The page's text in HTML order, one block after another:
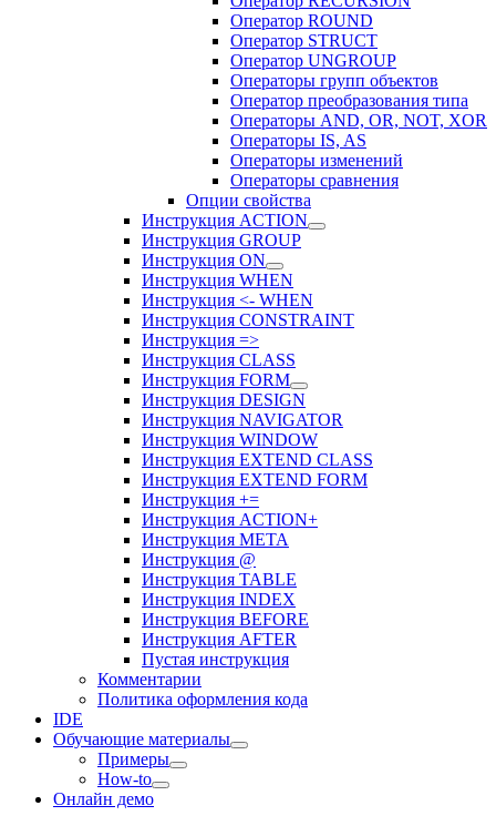
Оператор ROUND
Оператор STRUCT
Оператор UNGROUP
Операторы групп объектов
Оператор преобразования типа
Операторы AND, OR, NOT, XOR
Операторы IS, AS
Операторы изменений
Операторы сравнения
Опции свойства
Инструкция ACTION
Инструкция GROUP
Инструкция ON
Инструкция WHEN
Инструкция <- WHEN
Инструкция CONSTRAINT
Инструкция =>
Инструкция CLASS
Инструкция FORM
Инструкция DESIGN
Инструкция NAVIGATOR
Инструкция WINDOW
Инструкция EXTEND CLASS
Инструкция EXTEND FORM
Инструкция +=
Инструкция ACTION+
Инструкция META
Инструкция @
Инструкция TABLE
Инструкция INDEX
Инструкция BEFORE
Инструкция AFTER
Пустая инструкция
Комментарии
Политика оформления кода
IDE
Обучающие материалы
Примеры
How-to
Онлайн демо